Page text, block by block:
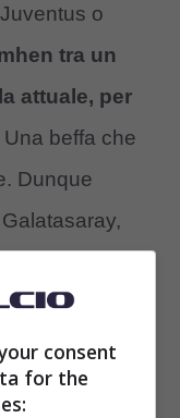
o
tra un
attuale, per
Una beffa che
Dunque
di Serie A.
consent
for the